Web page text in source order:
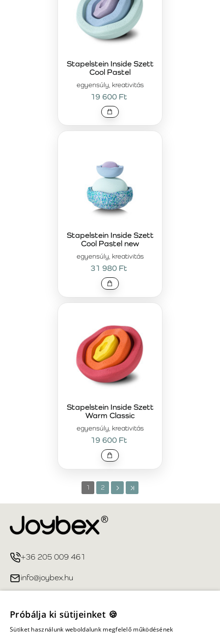
egyensúly, kreativitás
Stapelstein Inside Szett
Cool Pastel
19 600 Ft
egyensúly, kreativitás
Stapelstein Inside Szett
Cool Pastel new
31 980 Ft
egyensúly, kreativitás
Stapelstein Inside Szett
Warm Classic
19 600 Ft
1 2
+36 205 009 461
info@joybex.hu
Fiókom
Próbálja ki sütijeinket 🍪
Sütiket használunk weboldalunk megfelelő működésének